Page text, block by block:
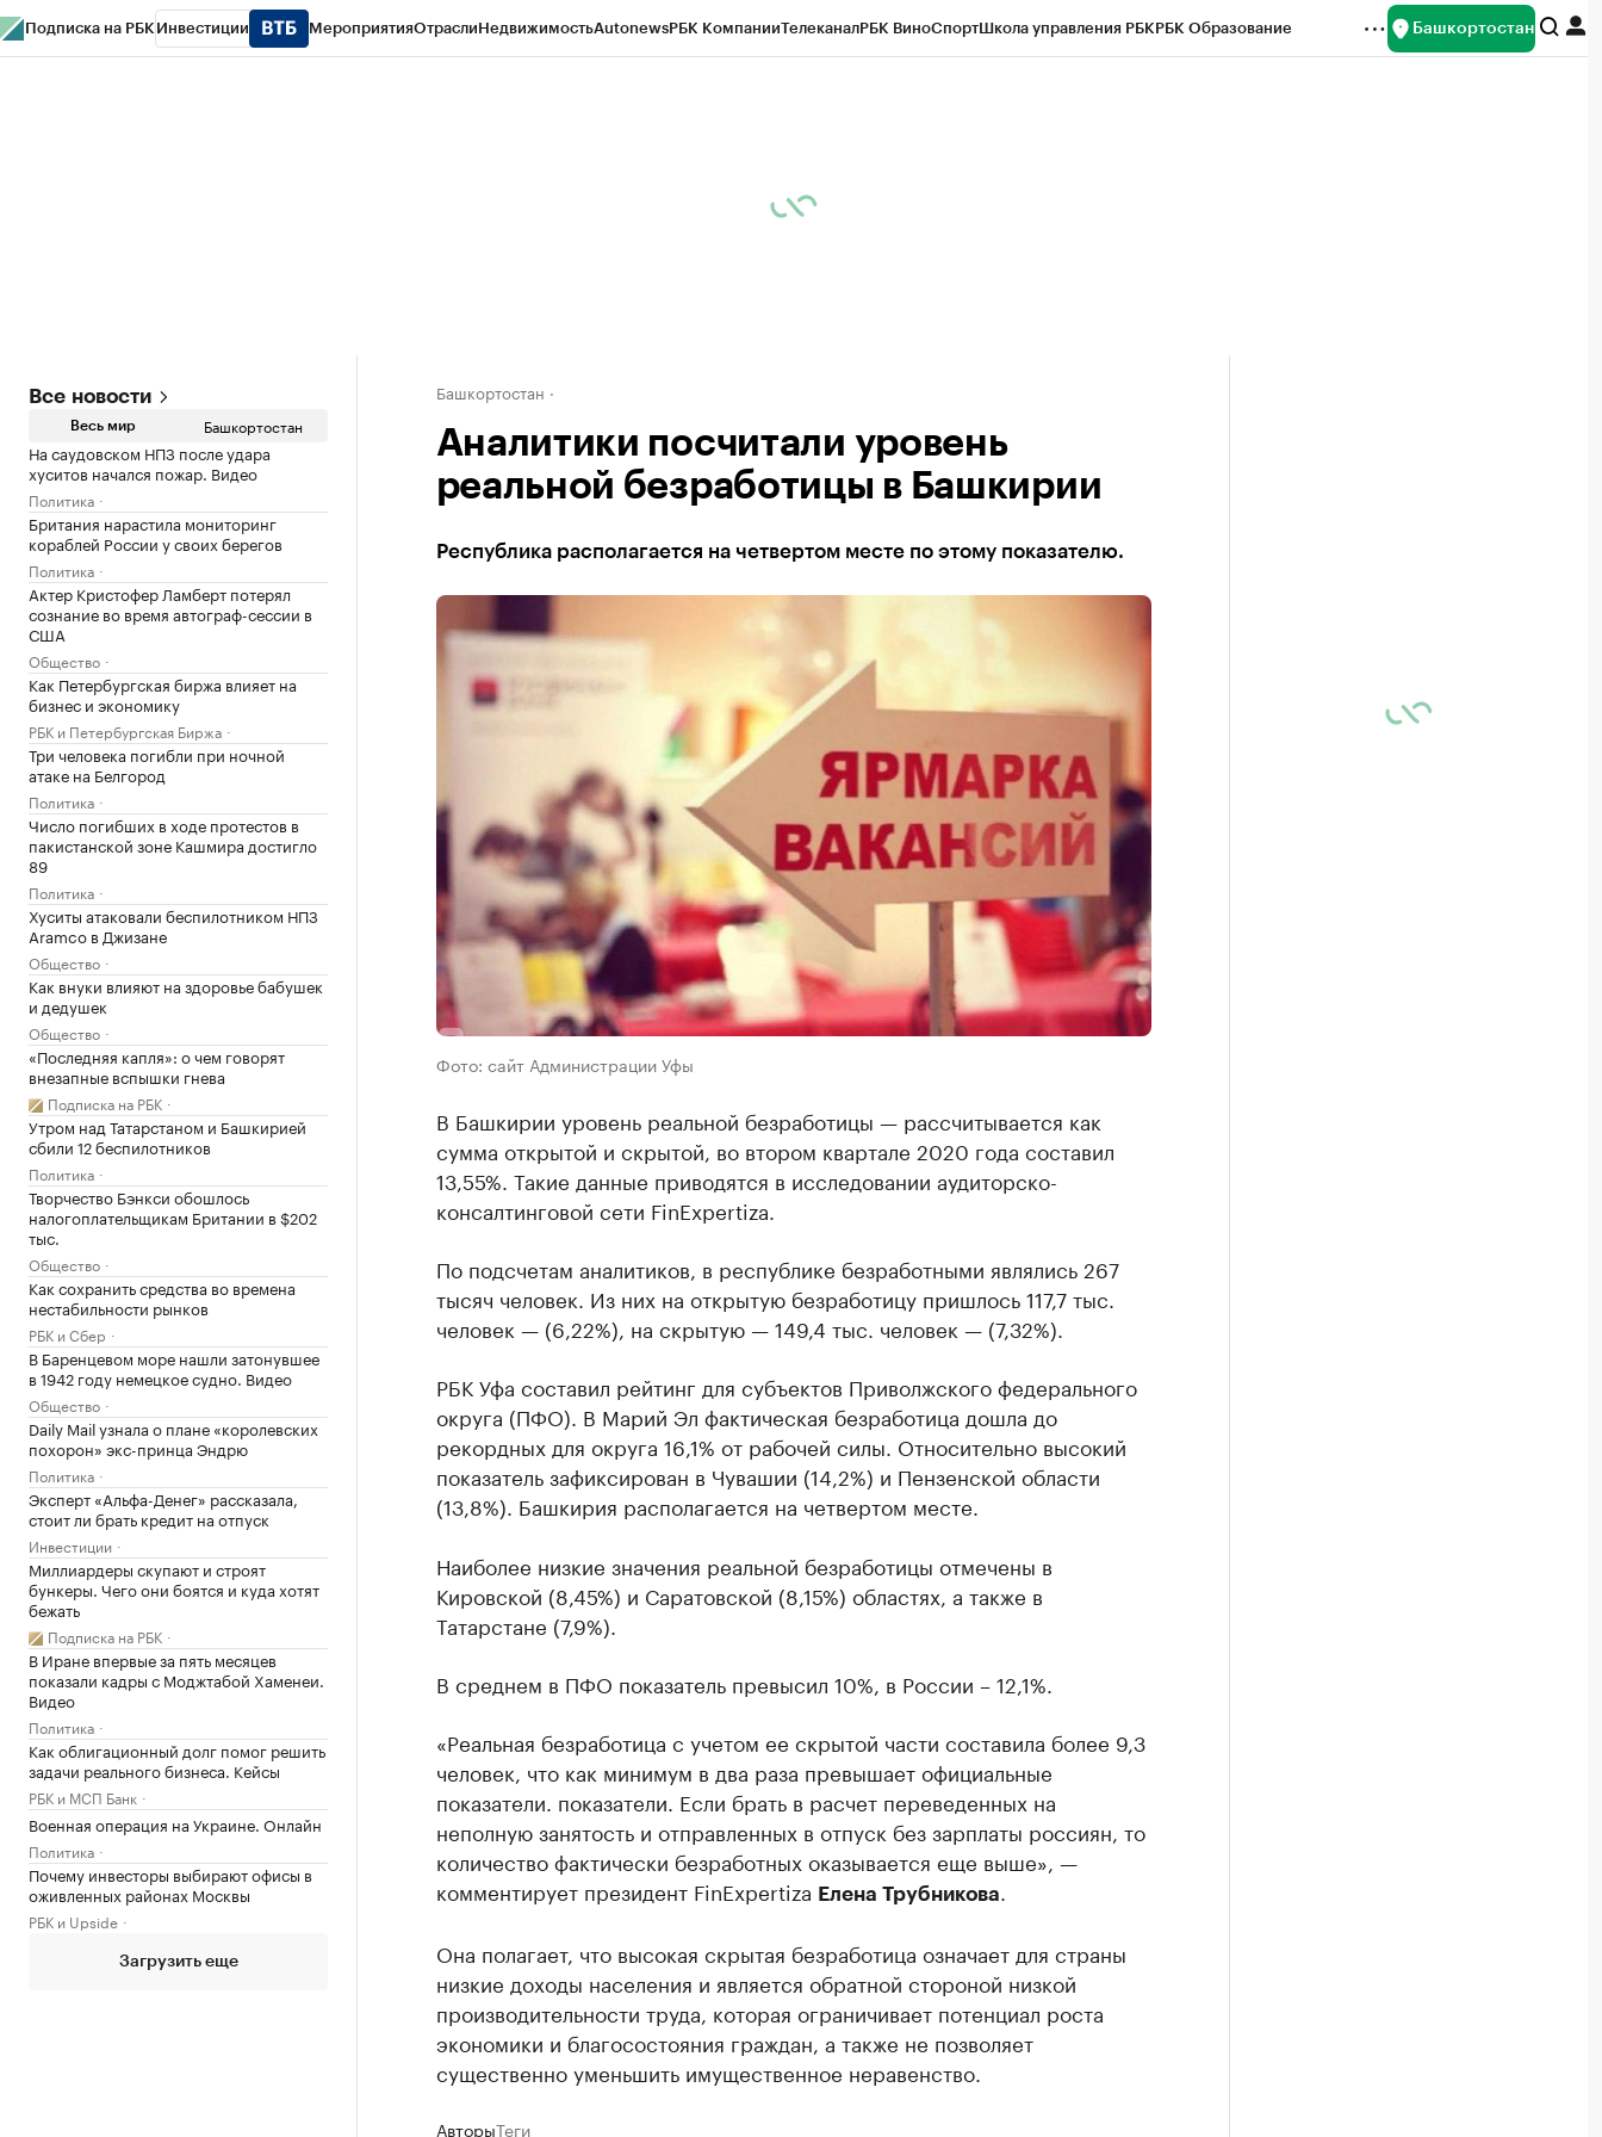
Подписка на РБК Инвестиции МероприятияОтраслиНедвижимостьAutonewsРБК КомпанииТелеканалРБК ВиноСпортШкола управления РБКРБК Образование Башкортостан
Все новости
Весь мир Башкортостан
На саудовском НПЗ после удара
хуситов начался пожар. Видео
Политика
Британия нарастила мониторинг
кораблей России у своих берегов
Политика
Актер Кристофер Ламберт потерял
сознание во время автограф-сессии в
США
Общество
Как Петербургская биржа влияет на
бизнес и экономику
РБК и Петербургская Биржа
Три человека погибли при ночной
атаке на Белгород
Политика
Число погибших в ходе протестов в
пакистанской зоне Кашмира достигло
89
Политика
Хуситы атаковали беспилотником НПЗ
Aramco в Джизане
Общество
Как внуки влияют на здоровье бабушек
и дедушек
Общество
«Последняя капля»: о чем говорят
внезапные вспышки гнева
Подписка на РБК
Утром над Татарстаном и Башкирией
сбили 12 беспилотников
Политика
Творчество Бэнкси обошлось
налогоплательщикам Британии в $202
тыс.
Общество
Как сохранить средства во времена
нестабильности рынков
РБК и Сбер
В Баренцевом море нашли затонувшее
в 1942 году немецкое судно. Видео
Общество
Daily Mail узнала о плане «королевских
похорон» экс-принца Эндрю
Политика
Эксперт «Альфа-Денег» рассказала,
стоит ли брать кредит на отпуск
Инвестиции
Миллиардеры скупают и строят
бункеры. Чего они боятся и куда хотят
бежать
Подписка на РБК
В Иране впервые за пять месяцев
показали кадры с Моджтабой Хаменеи.
Видео
Политика
Как облигационный долг помог решить
задачи реального бизнеса. Кейсы
РБК и МСП Банк
Военная операция на Украине. Онлайн
Политика
Почему инвесторы выбирают офисы в
оживленных районах Москвы
РБК и Upside
Загрузить еще
Башкортостан
Аналитики посчитали уровень
реальной безработицы в Башкирии
Республика располагается на четвертом месте по этому показателю.
Фото: сайт Администрации Уфы
В Башкирии уровень реальной безработицы — рассчитывается как
сумма открытой и скрытой, во втором квартале 2020 года составил
13,55%. Такие данные приводятся в исследовании аудиторско-
консалтинговой сети FinExpertiza.
По подсчетам аналитиков, в республике безработными являлись 267
тысяч человек. Из них на открытую безработицу пришлось 117,7 тыс.
человек — (6,22%), на скрытую — 149,4 тыс. человек — (7,32%).
РБК Уфа составил рейтинг для субъектов Приволжского федерального
округа (ПФО). В Марий Эл фактическая безработица дошла до
рекордных для округа 16,1% от рабочей силы. Относительно высокий
показатель зафиксирован в Чувашии (14,2%) и Пензенской области
(13,8%). Башкирия располагается на четвертом месте.
Наиболее низкие значения реальной безработицы отмечены в
Кировской (8,45%) и Саратовской (8,15%) областях, а также в
Татарстане (7,9%).
В среднем в ПФО показатель превысил 10%, в России – 12,1%.
«Реальная безработица с учетом ее скрытой части составила более 9,3
человек, что как минимум в два раза превышает официальные
показатели. показатели. Если брать в расчет переведенных на
неполную занятость и отправленных в отпуск без зарплаты россиян, то
количество фактически безработных оказывается еще выше», —
комментирует президент FinExpertiza Елена Трубникова
Она полагает, что высокая скрытая безработица означает для страны
низкие доходы населения и является обратной стороной низкой
производительности труда, которая ограничивает потенциал роста
экономики и благосостояния граждан, а также не позволяет
существенно уменьшить имущественное неравенство.
АвторыТеги